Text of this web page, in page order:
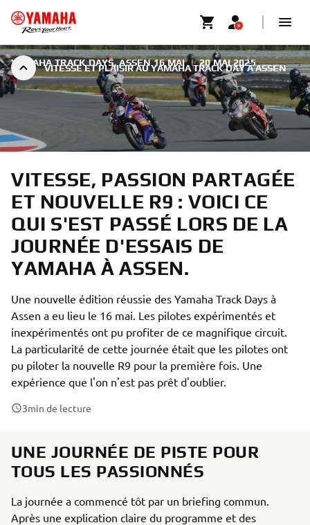
VITESSE ET PLAISIR AU YAMAHA TRACK DAY À ASSEN
YAMAHA TRACK DAYS, ASSEN 16 MAI | 20 MAI 2025
VITESSE, PASSION PARTAGÉE
ET NOUVELLE R9 : VOICI CE
QUI S'EST PASSÉ LORS DE LA
JOURNÉE D'ESSAIS DE
YAMAHA À ASSEN.
Une nouvelle édition réussie des Yamaha Track Days à
Assen a eu lieu le 16 mai. Les pilotes expérimentés et
inexpérimentés ont pu profiter de ce magnifique circuit.
La particularité de cette journée était que les pilotes ont
pu piloter la nouvelle R9 pour la première fois. Une
expérience que l'on n'est pas prêt d'oublier.
3min de lecture
UNE JOURNÉE DE PISTE POUR
TOUS LES PASSIONNÉS
La journée a commencé tôt par un briefing commun.
Après une explication claire du programme et des